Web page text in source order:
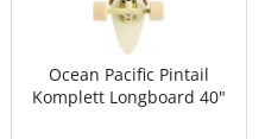
Ocean Pacific Pintail
Komplett Longboard 40"